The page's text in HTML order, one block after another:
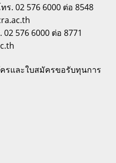
. 02 576 6000 ต่อ 8548
576 6000 ต่อ 8771
รและใบสมัครขอรับทุนการ